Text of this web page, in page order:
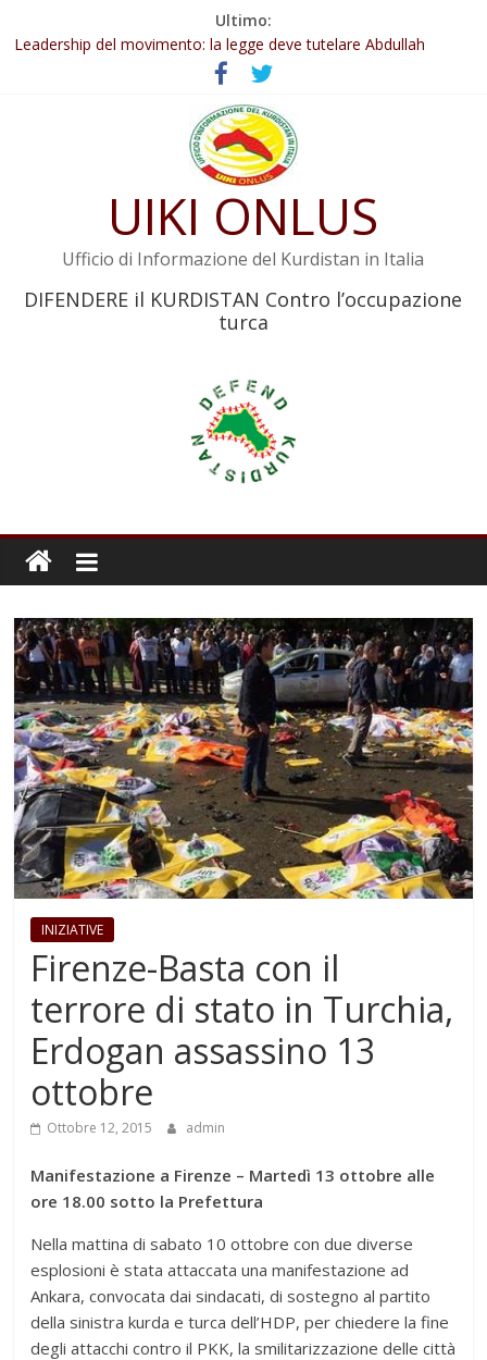
Ultimo:
Abdullah Öcalan: Le legge negativa deve essere trasformata in
legge positiva
Leadership del movimento: la legge deve tutelare Abdullah
Öcalan e l’intero movimento
Commissione donne del KNK: Şengal è di nuovo sotto minaccia
Non tenere conto della situazione di Rêber Apo ostacolerebbe
Il KNK chiede un’azione internazionale contro i crimini di guerra
UIKI ONLUS
Ufficio di Informazione del Kurdistan in Italia
DIFENDERE il KURDISTAN Contro l’occupazione
turca
INIZIATIVE
Firenze-Basta con il
terrore di stato in Turchia,
Erdogan assassino 13
ottobre
Ottobre 12, 2015 admin
Manifestazione a Firenze – Martedì 13 ottobre alle
ore 18.00 sotto la Prefettura
Nella mattina di sabato 10 ottobre con due diverse
esplosioni è stata attaccata una manifestazione ad
Ankara, convocata dai sindacati, di sostegno al partito
della sinistra kurda e turca dell’HDP, per chiedere la fine
degli attacchi contro il PKK, la smilitarizzazione delle città